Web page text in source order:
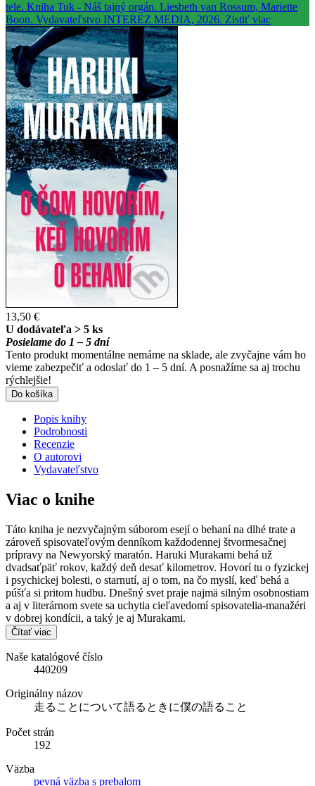
13,50 €
U dodávateľa > 5 ks
Posielame do 1 – 5 dní
Tento produkt momentálne nemáme na sklade, ale zvyčajne vám ho
vieme zabezpečiť a odoslať do 1 – 5 dní. A posnažíme sa aj trochu
rýchlejšie!
Do košíka
Popis knihy
Podrobnosti
Recenzie
O autorovi
Vydavateľstvo
Viac o knihe
Táto kniha je nezvyčajným súborom esejí o behaní na dlhé trate a
zároveň spisovateľovým denníkom každodennej štvormesačnej
prípravy na Newyorský maratón. Haruki Murakami behá už
dvadsaťpäť rokov, každý deň desať kilometrov. Hovorí tu o fyzickej
i psychickej bolesti, o starnutí, aj o tom, na čo myslí, keď behá a
púšťa si pritom hudbu. Dnešný svet praje najmä silným osobnostiam
a aj v literárnom svete sa uchytia cieľavedomí spisovatelia-manažéri
v dobrej kondícii, a taký je aj Murakami.
Čítať viac
Naše katalógové číslo
440209
Originálny názov
走ることについて語るときに僕の語ること
Počet strán
192
Väzba
pevná väzba s prebalom